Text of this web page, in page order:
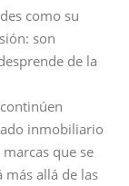
como su
son
de la
inmobiliario
que se
allá de las